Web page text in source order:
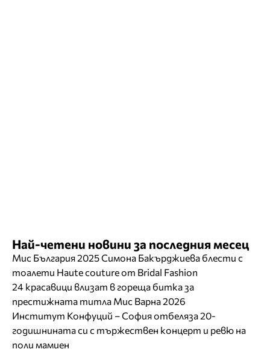
Най-четени новини за последния месец
Мис България 2025 Симона Бакърджиева блести с
тоалети Haute couture от Bridal Fashion
24 красавици влизат в гореща битка за
престижната титла Мис Варна 2026
Институт Конфуций – София отбеляза 20-
годишнината си с тържествен концерт и ревю на
поли мамиен